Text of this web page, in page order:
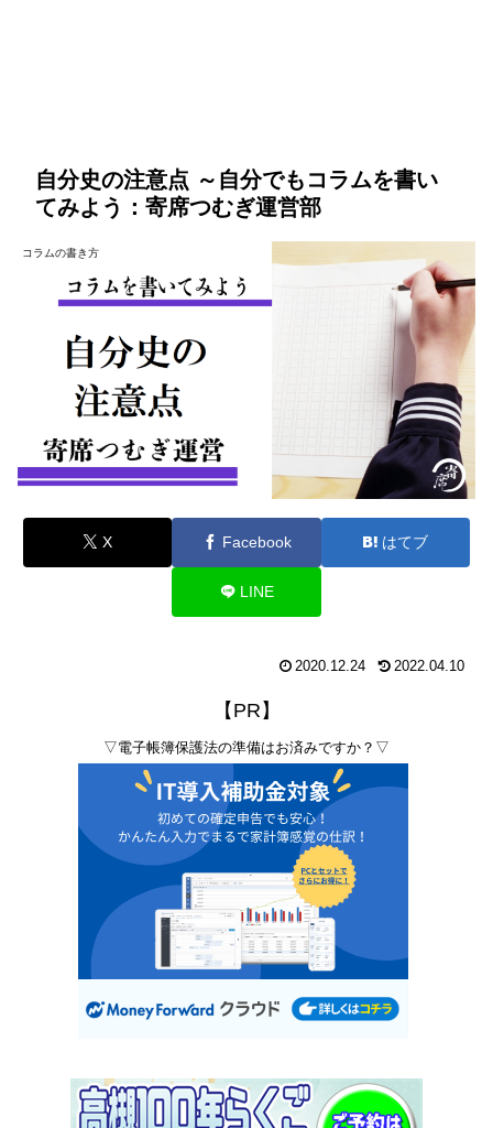
自分史の注意点 ～自分でもコラムを書い
てみよう：寄席つむぎ運営部
コラムの書き方
X Facebook はてブ
LINE
2020.12.24 2022.04.10
【PR】
▽電子帳簿保護法の準備はお済みですか？▽